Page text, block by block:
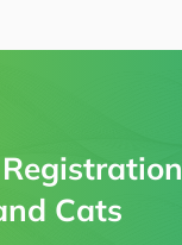
Cats